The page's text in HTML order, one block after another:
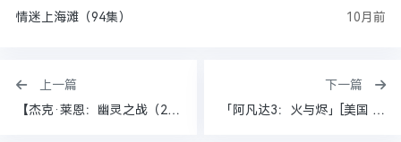
情迷上海滩（94集）
10月前
上一篇
【杰克·莱恩：幽灵之战（2026）】【1080P高清】【英语中字】【美国：剧情 / 动作】【主演: 约翰·卡拉辛斯基 】【上映日期: 2026-05-20(美国网络)】【片长:105分钟】【3.3G】
下一篇
「阿凡达3：火与烬」[美国 科幻 动作][1080P高码率][中英字幕][2026][附前2部4K加长版]